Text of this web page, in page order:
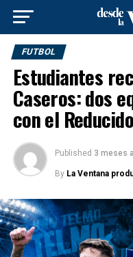
FUTBOL
Estudiantes
Caseros: dos
con el
Published 3 meses
By La Ventana